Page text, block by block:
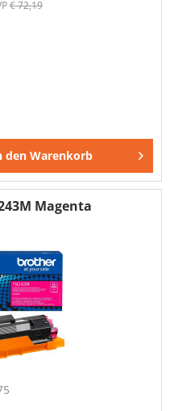
€ 72,19
den Warenkorb
Magenta